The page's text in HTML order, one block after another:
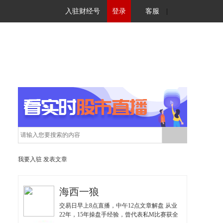
入驻财经号 登录 客服
我要入驻 发表文章
海西一狼
交易日早上8点直播，中午12点文章解盘 从业
22年，15年操盘手经验，曾代表私M比赛获全